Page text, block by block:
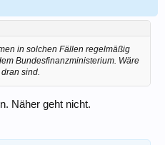
in solchen Fällen regelmäßig
Bundesfinanzministerium. Wäre
sind.
Näher geht nicht.